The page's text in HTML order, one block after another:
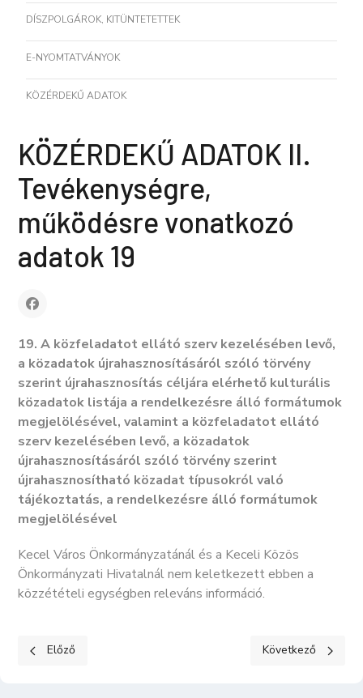
DÍSZPOLGÁROK, KITÜNTETETTEK
E-NYOMTATVÁNYOK
KÖZÉRDEKŰ ADATOK
KÖZÉRDEKŰ ADATOK II.
Tevékenységre,
működésre vonatkozó
adatok 19
19. A közfeladatot ellátó szerv kezelésében levő,
a közadatok újrahasznosításáról szóló törvény
szerint újrahasznosítás céljára elérhető kulturális
közadatok listája a rendelkezésre álló formátumok
megjelölésével, valamint a közfeladatot ellátó
szerv kezelésében levő, a közadatok
újrahasznosításáról szóló törvény szerint
újrahasznosítható közadat típusokról való
tájékoztatás, a rendelkezésre álló formátumok
megjelölésével
Kecel Város Önkormányzatánál és a Keceli Közös
Önkormányzati Hivatalnál nem keletkezett ebben a
közzétételi egységben releváns információ.
Előző cikk: KÖZÉRDEKŰ ADATOK II. Tevékenységre,
Előző Következő cikk:
Következő